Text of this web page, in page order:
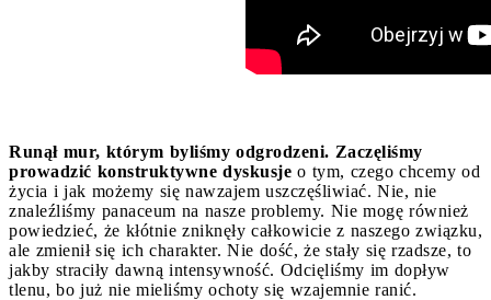
Runął mur, którym byliśmy odgrodzeni. Zaczęliśmy
prowadzić konstruktywne dyskusje o tym, czego chcemy od
życia i jak możemy się nawzajem uszczęśliwiać. Nie, nie
znaleźliśmy panaceum na nasze problemy. Nie mogę również
powiedzieć, że kłótnie zniknęły całkowicie z naszego związku,
ale zmienił się ich charakter. Nie dość, że stały się rzadsze, to
jakby straciły dawną intensywność. Odcięliśmy im dopływ
tlenu, bo już nie mieliśmy ochoty się wzajemnie ranić.